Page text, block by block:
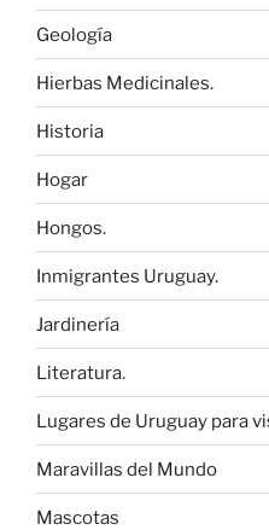
Geología
Hierbas Medicinales.
Historia
Hogar
Hongos.
Inmigrantes Uruguay.
Jardinería
Literatura.
Lugares de Uruguay para
Maravillas del Mundo
Mascotas